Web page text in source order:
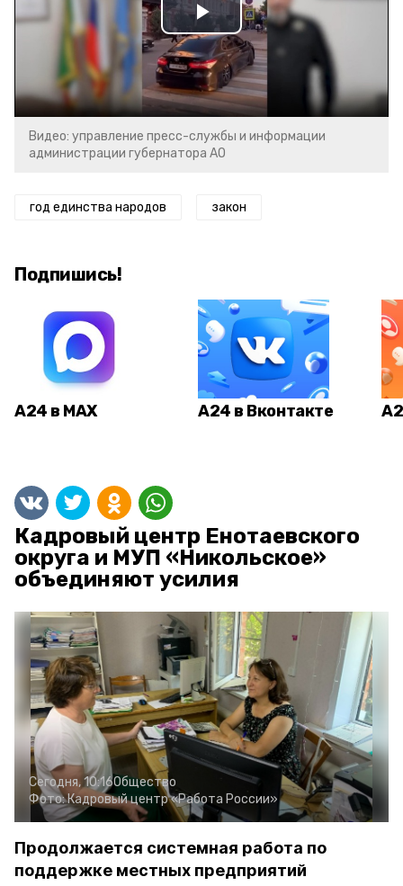
Play
Video
Видео: управление пресс-службы и информации
администрации губернатора АО
год единства народов закон
Подпишись!
А24 в MAX А24 в Вконтакте
Кадровый центр Енотаевского
округа и МУП «Никольское»
объединяют усилия
Сегодня, 10:16Общество
Фото:Кадровый центр «Работа России»
Продолжается системная работа по
поддержке местных предприятий